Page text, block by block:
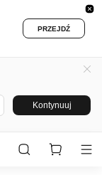
PRZEJDŹ
Kontynuuj